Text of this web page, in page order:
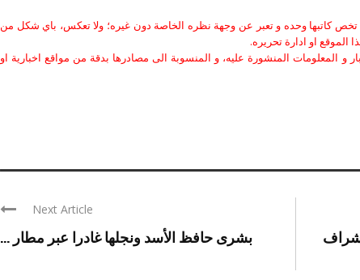
تخص كاتبها وحده و تعبر عن وجهة نظره الخاصة دون غيره؛ ولا تعكس، باي شكل من
او ادارة تحريره.
و المعلومات المنشورة عليه، و المنسوبة الى مصادرها بدقة من مواقع اخبارية او
Next Article
بشرى حافظ الأسد ونجلها غادرا عبر مطار ...